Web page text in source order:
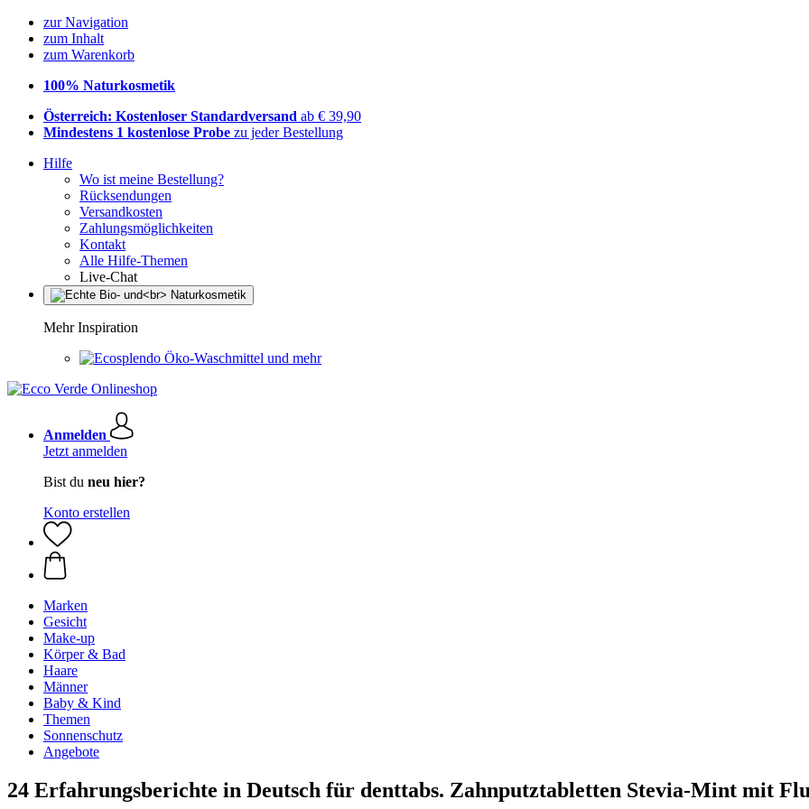
zur Navigation
zum Inhalt
zum Warenkorb
100% Naturkosmetik
Österreich: Kostenloser Standardversand ab € 39,90
Mindestens 1 kostenlose Probe zu jeder Bestellung
Hilfe
Wo ist meine Bestellung?
Rücksendungen
Versandkosten
Zahlungsmöglichkeiten
Kontakt
Alle Hilfe-Themen
Live-Chat
Mehr Inspiration
Öko-Waschmittel und mehr
Anmelden
Jetzt anmelden
Bist du neu hier?
Konto erstellen
Marken
Gesicht
Make-up
Körper & Bad
Haare
Männer
Baby & Kind
Themen
Sonnenschutz
Angebote
24 Erfahrungsberichte in Deutsch für denttabs. Zahnputztabletten Stevia-Mint mit